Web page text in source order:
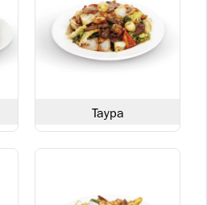
chancho, carne y langostino, acompañado
de verduras salteadas y huevo de codorniz.
Taypa